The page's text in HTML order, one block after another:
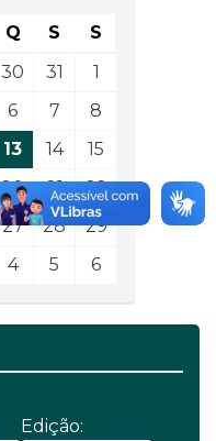
Q S
S
30 31
1
6 7
8
13 14
15
20 21
22
27 28
29
4 5 6
Edição: